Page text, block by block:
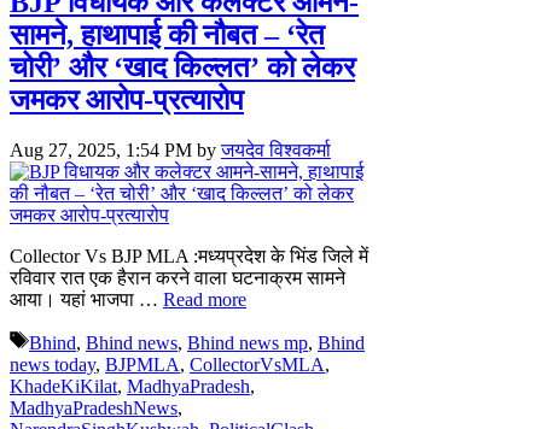
सामने, हाथापाई की नौबत – ‘रेत
चोरी’ और ‘खाद किल्लत’ को लेकर
जमकर आरोप-प्रत्यारोप
Aug 27, 2025, 1:54 PM byजयदेव विश्वकर्मा
Collector Vs BJP MLA :मध्यप्रदेश के भिंड जिले में
रविवार रात एक हैरान करने वाला घटनाक्रम सामने
आया। यहां भाजपा … Read more
Tags
Bhind, Bhind news, Bhind news mp, Bhind
news today, BJPMLA, CollectorVsMLA,
KhadeKiKilat, MadhyaPradesh,
MadhyaPradeshNews,